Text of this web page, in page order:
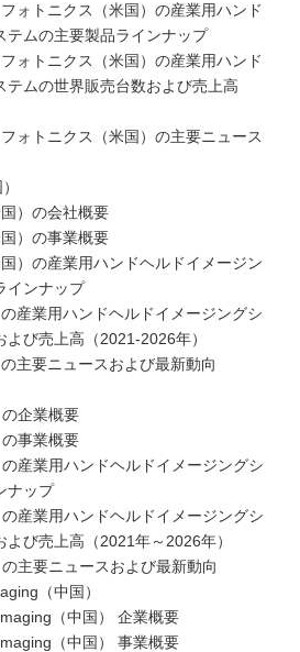
ォトニクス（米国）の産業用ハンド
テムの主要製品ラインナップ
ォトニクス（米国）の産業用ハンド
テムの世界販売台数および売上高
ォトニクス（米国）の主要ニュース
）の会社概要
）の事業概要
）の産業用ハンドヘルドイメージン
インナップ
産業用ハンドヘルドイメージングシ
び売上高（2021-2026年）
主要ニュースおよび最新動向
企業概要
事業概要
産業用ハンドヘルドイメージングシ
ナップ
産業用ハンドヘルドイメージングシ
び売上高（2021年～2026年）
主要ニュースおよび最新動向
（中国）
（中国） 企業概要
（中国） 事業概要